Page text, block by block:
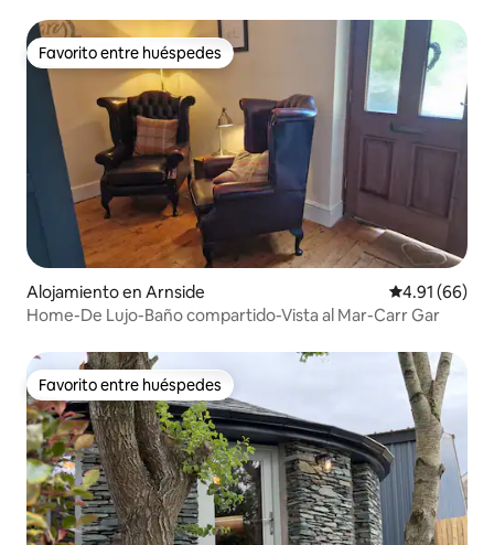
Favorito entre huéspedes
Favorito entre huéspedes
Alojamiento en Arnside Calificación
4.91 (66)
Home-De Lujo-Baño compartido-Vista al Mar-Carr Gar
Favorito entre huéspedes
Favorito entre huéspedes